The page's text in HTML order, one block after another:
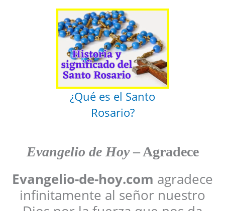
¿Qué es el Santo
Rosario?
Evangelio de Hoy– Agradece
Evangelio-de-hoy.com agradece
infinitamente al señor nuestro